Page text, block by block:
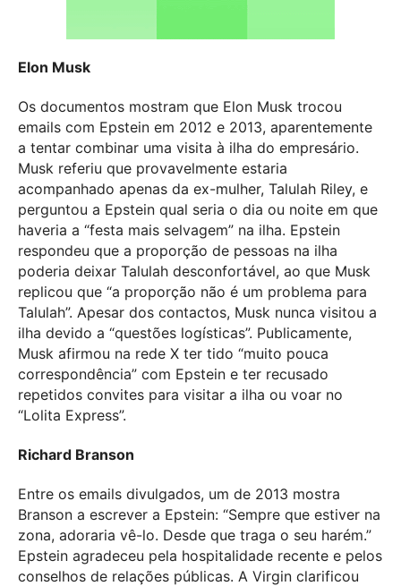
Elon Musk
Os documentos mostram que Elon Musk trocou
emails com Epstein em 2012 e 2013, aparentemente
a tentar combinar uma visita à ilha do empresário.
Musk referiu que provavelmente estaria
acompanhado apenas da ex-mulher, Talulah Riley, e
perguntou a Epstein qual seria o dia ou noite em que
haveria a “festa mais selvagem” na ilha. Epstein
respondeu que a proporção de pessoas na ilha
poderia deixar Talulah desconfortável, ao que Musk
replicou que “a proporção não é um problema para
Talulah”. Apesar dos contactos, Musk nunca visitou a
ilha devido a “questões logísticas”. Publicamente,
Musk afirmou na rede X ter tido “muito pouca
correspondência” com Epstein e ter recusado
repetidos convites para visitar a ilha ou voar no
“Lolita Express”.
Richard Branson
Entre os emails divulgados, um de 2013 mostra
Branson a escrever a Epstein: “Sempre que estiver na
zona, adoraria vê-lo. Desde que traga o seu harém.”
Epstein agradeceu pela hospitalidade recente e pelos
conselhos de relações públicas. A Virgin clarificou